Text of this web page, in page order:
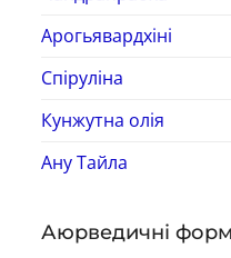
Арогьявардхіні
Спіруліна
Кунжутна олія
Ану Тайла
Аюрведичні